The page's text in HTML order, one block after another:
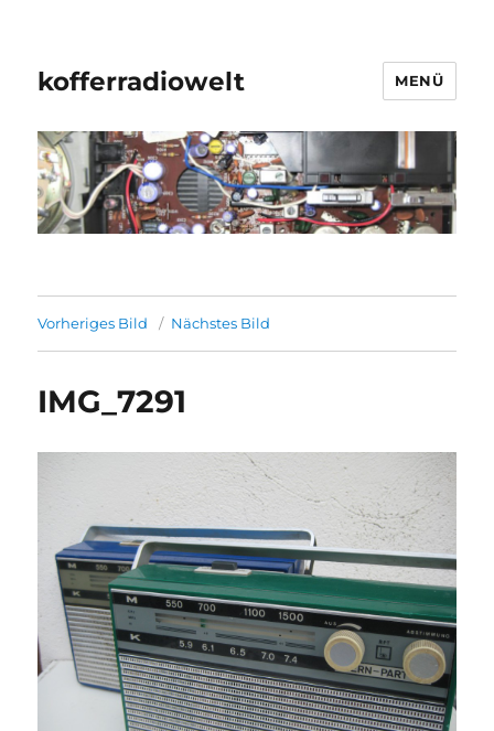
kofferradiowelt MENÜ
Vorheriges Bild Nächstes Bild
IMG_7291